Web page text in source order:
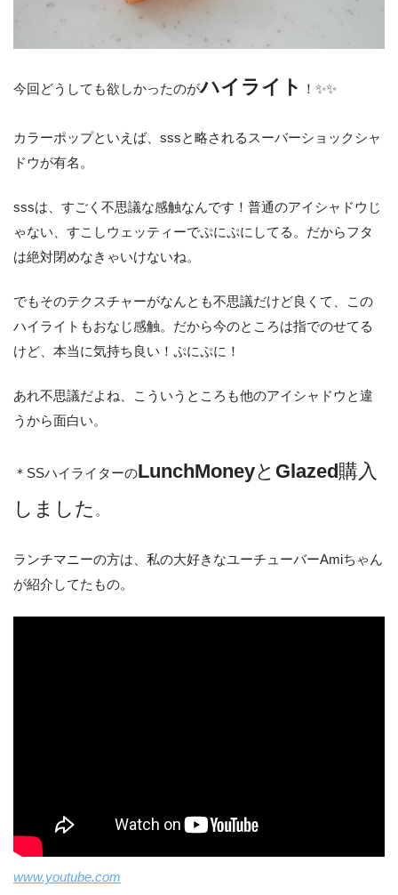
今回どうしても欲しかったのがハイライト ！✨✨
カラーポップといえば、sssと略されるスーバーショックシャ
ドウが有名。
sssは、すごく不思議な感触なんです！普通のアイシャドウじ
ゃない、すこしウェッティーでぷにぷにしてる。だからフタ
は絶対閉めなきゃいけないね。
でもそのテクスチャーがなんとも不思議だけど良くて、この
ハイライトもおなじ感触。だから今のところは指でのせてる
けど、本当に気持ち良い！ぷにぷに！
あれ不思議だよね、こういうところも他のアイシャドウと違
うから面白い。
＊SSハイライターのLunchMoneyと Glazed購入
しました 。
ランチマニーの方は、私の大好きなユーチューバーAmiちゃん
が紹介してたもの。
www.youtube.com